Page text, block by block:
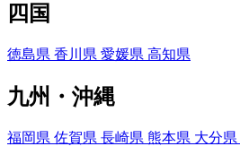
四国
徳島県 香川県 愛媛県 高知県
九州・沖縄
福岡県 佐賀県 長崎県 熊本県 大分県